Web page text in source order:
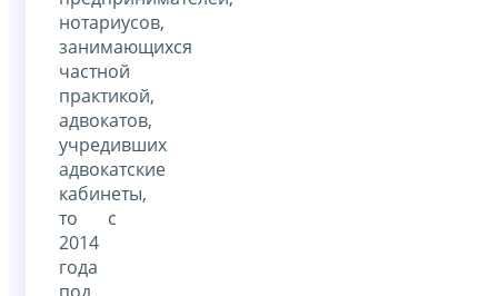
нотариусов,
занимающихся
частной
практикой,
адвокатов,
учредивших
адвокатские
кабинеты,
то с
2014
года
под